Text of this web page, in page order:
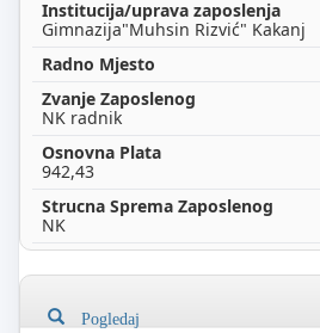
Gimnazija"Muhsin Rizvić" Kakanj
NK radnik
942,43
NK
Pogledaj